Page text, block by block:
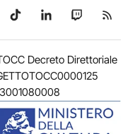
WhatsApp
su Telegram
Seguici su TikTok
Seguici su
Seguici
Decreto Direttoriale